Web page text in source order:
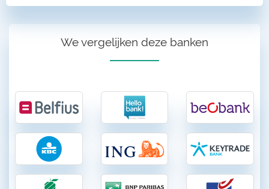
We vergelijken deze banken